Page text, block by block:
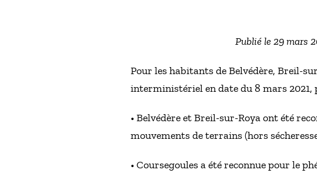
Publié le 29 mars
Pour les habitants de Belvédère, Breil-
interministériel en date du 8 mars 2021,
• Belvédère et Breil-sur-Roya ont été
mouvements de terrains (hors
• Coursegoules a été reconnue pour le